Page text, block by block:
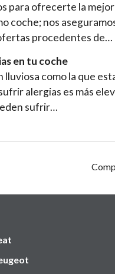
para ofrecerte la
coche; nos
procedentes de…
en tu coche
lluviosa como la que
alergias es más
sufrir…